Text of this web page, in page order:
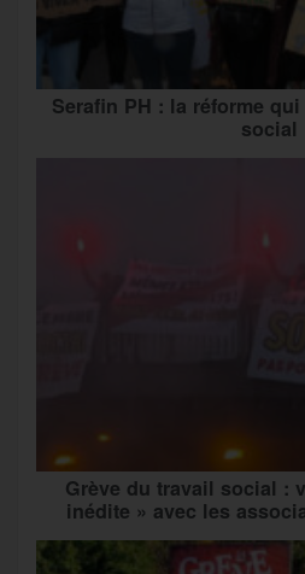
Serafin PH : la réforme
social
Grève du travail social :
inédite » avec les